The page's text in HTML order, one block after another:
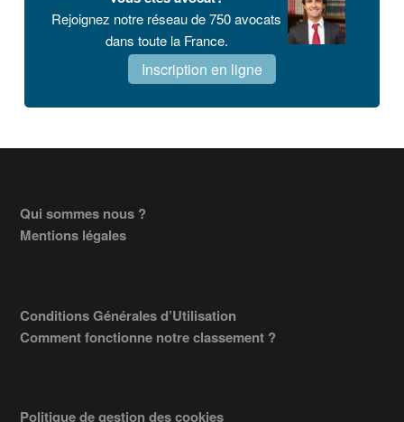
Rejoignez notre réseau de 750 avocats
dans toute la France.
Inscription en ligne
Footer
Qui sommes nous ?
Mentions légales
Conditions Générales d’Utilisation
Comment fonctionne notre classement ?
Politique de gestion des cookies